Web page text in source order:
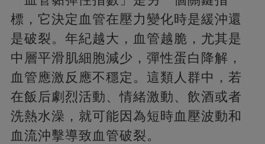
標，它決定血管在壓力變化時是緩沖還
是破裂。年紀越大，血管越脆，尤其是
中層平滑肌細胞減少，彈性蛋白降解，
血管應激反應不穩定。這類人群中，若
在飯后劇烈活動、情緒激動、飲酒或者
洗熱水澡，就可能因為短時血壓波動和
血流沖擊導致血管破裂。